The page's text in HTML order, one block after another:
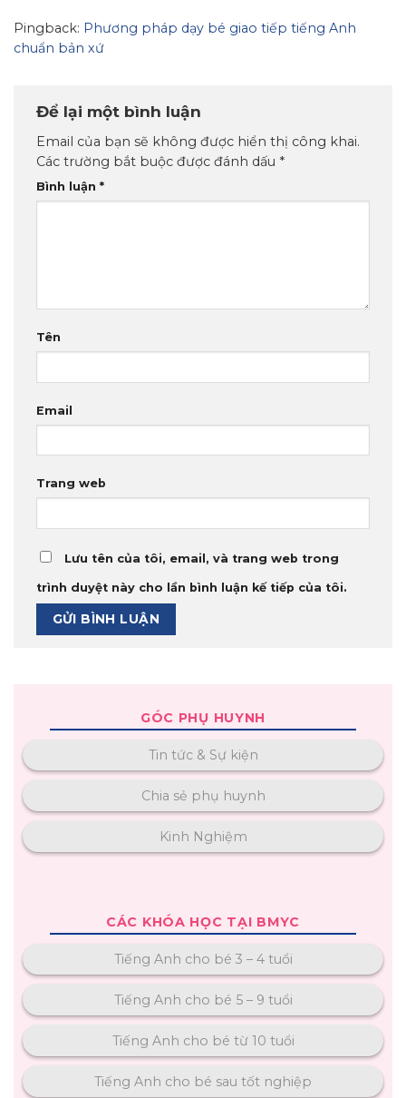
Pingback: Phương pháp dạy bé giao tiếp tiếng Anh
chuẩn bản xứ
Để lại một bình luận
Email của bạn sẽ không được hiển thị công khai.
Các trường bắt buộc được đánh dấu *
Bình luận *
Tên
Email
Trang web
Lưu tên của tôi, email, và trang web trong
trình duyệt này cho lần bình luận kế tiếp của tôi.
GÓC PHỤ HUYNH
Tin tức & Sự kiện
Chia sẻ phụ huynh
Kinh Nghiệm
CÁC KHÓA HỌC TẠI BMYC
Tiếng Anh cho bé 3 – 4 tuổi
Tiếng Anh cho bé 5 – 9 tuổi
Tiếng Anh cho bé từ 10 tuổi
Tiếng Anh cho bé sau tốt nghiệp